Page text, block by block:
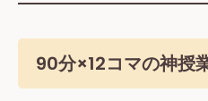
90分×12コマの神授